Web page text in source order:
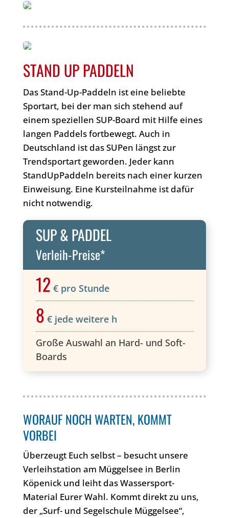
STAND UP PADDELN
Das Stand-Up-Paddeln ist eine beliebte
Sportart, bei der man sich stehend auf
einem speziellen SUP-Board mit Hilfe eines
langen Paddels fortbewegt. Auch in
Deutschland ist das SUPen längst zur
Trendsportart geworden. Jeder kann
StandUpPaddeln bereits nach einer kurzen
Einweisung. Eine Kursteilnahme ist dafür
nicht notwendig.
SUP & PADDEL
Verleih-Preise*
12 € pro Stunde
8 € jede weitere h
Große Auswahl an Hard- und Soft-
Boards
WORAUF NOCH WARTEN, KOMMT
VORBEI
Überzeugt Euch selbst – besucht unsere
Verleihstation am Müggelsee in Berlin
Köpenick und leiht das Wassersport-
Material Eurer Wahl. Kommt direkt zu uns,
der „Surf- und Segelschule Müggelsee“,